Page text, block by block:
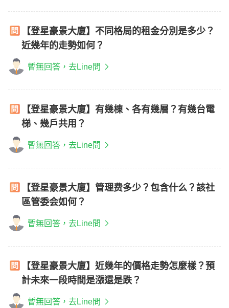
【登星豪景大廈】不同格局的租金分別是多少？
近幾年的走勢如何？
暫無回答，去Line問
【登星豪景大廈】有幾棟、各有幾層？有幾台電
梯、幾戶共用？
暫無回答，去Line問
【登星豪景大廈】管理费多少？包含什么？該社
區管委会如何？
暫無回答，去Line問
【登星豪景大廈】近幾年的價格走勢怎麼樣？預
計未來一段時間是漲還是跌？
暫無回答，去Line問